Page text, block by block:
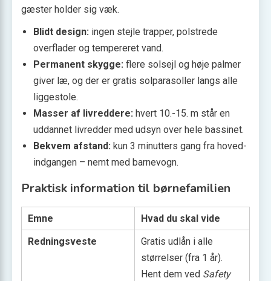
gæster holder sig væk.
Blidt design: ingen stejle trapper, polstrede
overflader og tempereret vand.
Permanent skygge: flere sol­sejl og høje palmer
giver læ, og der er gratis sol­parasoller langs alle
ligge­stole.
Masser af livreddere: hvert 10.-15. m står en
uddannet livredder med udsyn over hele bassinet.
Bekvem afstand: kun 3 minutters gang fra hoved­
indgangen – nemt med barnevogn.
Praktisk information til børnefamilien
Emne
Hvad du skal vide
Redningsveste
Gratis udlån i alle
størrelser (fra 1 år).
Hent dem ved Safety